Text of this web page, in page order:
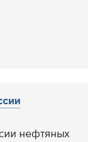
нефтяных